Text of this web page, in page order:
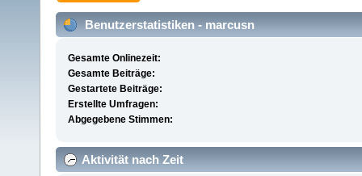
Benutzerstatistiken - marcusn
Gesamte Onlinezeit:
Gesamte Beiträge:
Gestartete Beiträge:
Erstellte Umfragen:
Abgegebene Stimmen:
Aktivität nach Zeit